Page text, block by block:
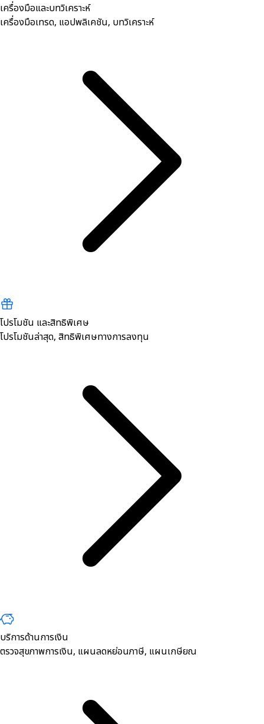
เครื่องมือและบทวิเคราะห์
เครื่องมือเทรด, ​แอปพลิเคชัน, บทวิเคราะห์
โปรโมชัน และสิทธิพิเศษ
โปรโมชันล่าสุด, สิทธิพิเศษทางการลงทุน
บริการด้านการเงิน
ตรวจสุขภาพการเงิน, ​แผนลดหย่อนภาษี, แผนเกษียณ